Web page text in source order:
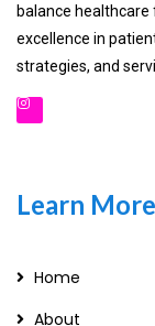
balance
excellence in
strategies, and
Learn More
Home
About